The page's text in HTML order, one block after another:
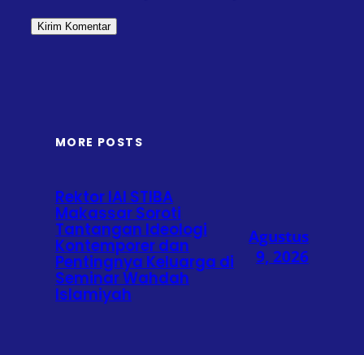
MORE POSTS
Rektor IAI STIBA
Makassar Soroti
Tantangan Ideologi
Kontemporer dan
Pentingnya Keluarga di
Seminar Wahdah
Islamiyah
Agustus
9, 2026